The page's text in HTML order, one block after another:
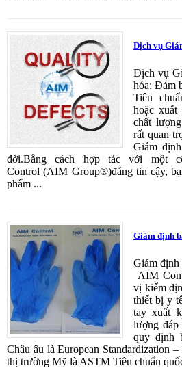
Dịch vụ
Dịch vụ
hóa: Đảm
Tiêu
hoặc xuất
chất
rất quan
Giám
đời.Bằng cách hợp tác với một
Control (AIM Group®)đáng tin cậy,
phẩm ...
Giám định
Giám định
AIM
vị kiểm
thiết bị y
tay xuất
lượng đáp
quy định
Châu âu là European Standardization
thị trường Mỹ là ASTM Tiêu chuẩn